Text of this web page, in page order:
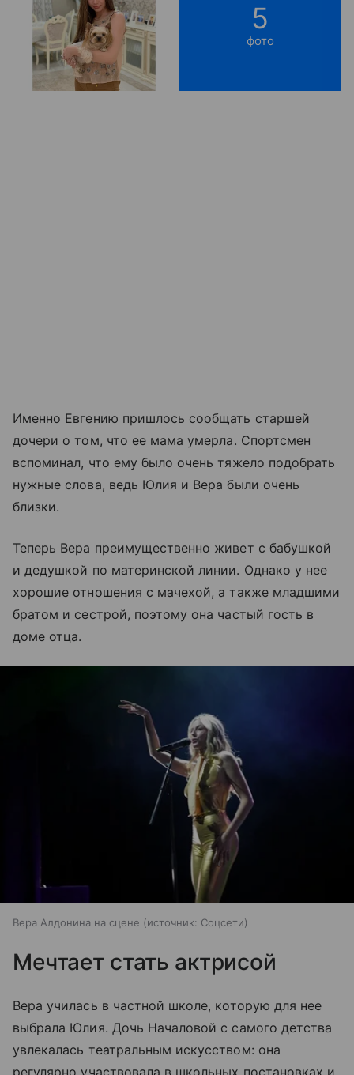
5
фото
Именно Евгению пришлось сообщать старшей
дочери о том, что ее мама умерла. Спортсмен
вспоминал, что ему было очень тяжело подобрать
нужные слова, ведь Юлия и Вера были очень
близки.
Теперь Вера преимущественно живет с бабушкой
и дедушкой по материнской линии. Однако у нее
хорошие отношения с мачехой, а также младшими
братом и сестрой, поэтому она частый гость в
доме отца.
Вера Алдонина на сцене источник: Соцсети
Мечтает стать актрисой
Вера училась в частной школе, которую для нее
выбрала Юлия. Дочь Началовой с самого детства
увлекалась театральным искусством: она
регулярно участвовала в школьных постановках и